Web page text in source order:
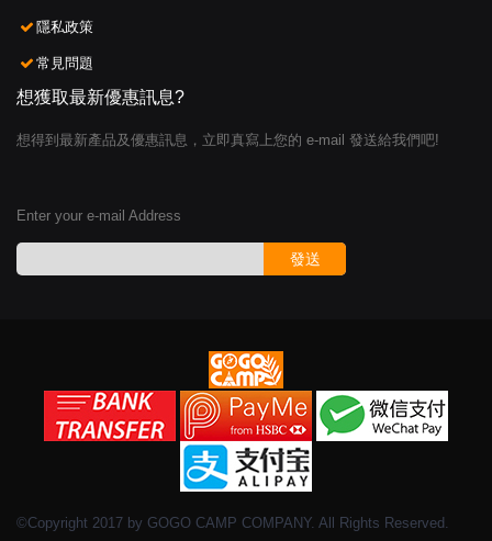
隱私政策
常見問題
想獲取最新優惠訊息?
想得到最新產品及優惠訊息，立即真寫上您的 e-mail 發送給我們吧!
Enter your e-mail Address
發送
©Copyright 2017 by GOGO CAMP COMPANY. All Rights Reserved.